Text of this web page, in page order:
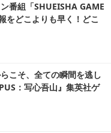
番組「SHUEISHA GAME
をどこよりも早く！どこ
こそ、全ての瞬間を逃し
：写心吾山』集英社ゲ